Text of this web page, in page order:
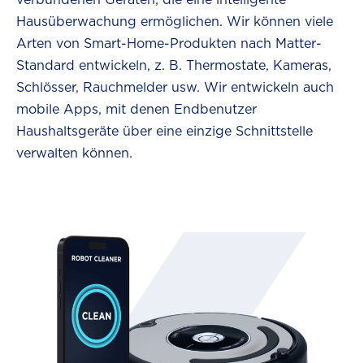
Hausüberwachung ermöglichen. Wir können viele
Arten von Smart-Home-Produkten nach Matter-
Standard entwickeln, z. B. Thermostate, Kameras,
Schlösser, Rauchmelder usw. Wir entwickeln auch
mobile Apps, mit denen Endbenutzer
Haushaltsgeräte über eine einzige Schnittstelle
verwalten können.